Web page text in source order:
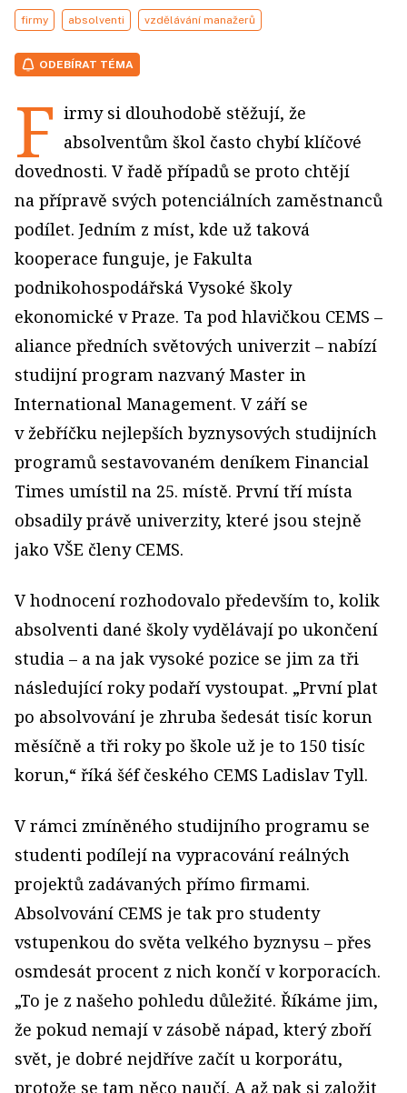
firmy absolventi vzdělávání manažerů
ODEBÍRAT TÉMA
F irmy si dlouhodobě stěžují, že
absolventům škol často chybí klíčové
dovednosti. V řadě případů se proto chtějí
na přípravě svých potenciálních zaměstnanců
podílet. Jedním z míst, kde už taková
kooperace funguje, je Fakulta
podnikohospodářská Vysoké školy
ekonomické v Praze. Ta pod hlavičkou CEMS –
aliance předních světových univerzit – nabízí
studijní program nazvaný Master in
International Management. V září se
v žebříčku nejlepších byznysových studijních
programů sestavovaném deníkem Financial
Times umístil na 25. místě. První tří místa
obsadily právě univerzity, které jsou stejně
jako VŠE členy CEMS.
V hodnocení rozhodovalo především to, kolik
absolventi dané školy vydělávají po ukončení
studia – a na jak vysoké pozice se jim za tři
následující roky podaří vystoupat. „První plat
po absolvování je zhruba šedesát tisíc korun
měsíčně a tři roky po škole už je to 150 tisíc
korun,“ říká šéf českého CEMS Ladislav Tyll.
V rámci zmíněného studijního programu se
studenti podílejí na vypracování reálných
projektů zadávaných přímo firmami.
Absolvování CEMS je tak pro studenty
vstupenkou do světa velkého byznysu – přes
osmdesát procent z nich končí v korporacích.
„To je z našeho pohledu důležité. Říkáme jim,
že pokud nemají v zásobě nápad, který zboří
svět, je dobré nejdříve začít u korporátu,
protože se tam něco naučí. A až pak si založit